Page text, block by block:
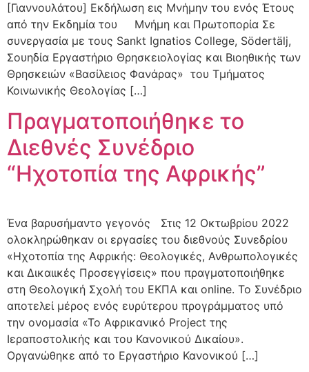
[Γιαννουλάτου] Εκδήλωση εις Μνήμην του ενός Έτους
από την Εκδημία του Μνήμη και Πρωτοπορία Σε
συνεργασία με τους Sankt Ignatios College, Södertälj,
Σουηδία Εργαστήριο Θρησκειολογίας και Βιοηθικής των
Θρησκειών «Βασίλειος Φανάρας» του Τμήματος
Κοινωνικής Θεολογίας […]
Πραγματοποιήθηκε το
Διεθνές Συνέδριο
“Ηχοτοπία της Αφρικής”
Ένα βαρυσήμαντο γεγονός Στις 12 Οκτωβρίου 2022
ολοκληρώθηκαν οι εργασίες του διεθνούς Συνεδρίου
«Ηχοτοπία της Αφρικής: Θεολογικές, Ανθρωπολογικές
και Δικαιικές Προσεγγίσεις» που πραγματοποιήθηκε
στη Θεολογική Σχολή του ΕΚΠΑ και online. Το Συνέδριο
αποτελεί μέρος ενός ευρύτερου προγράμματος υπό
την ονομασία «Το Αφρικανικό Project της
Ιεραποστολικής και του Κανονικού Δικαίου».
Οργανώθηκε από το Εργαστήριο Κανονικού […]